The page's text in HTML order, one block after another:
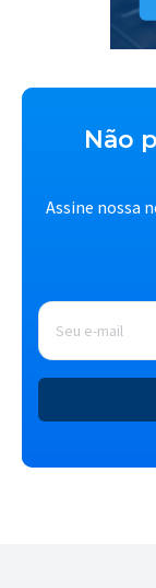
Não
Assine nossa
E-
mail *